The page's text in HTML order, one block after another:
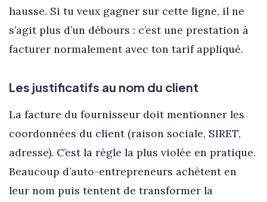
hausse. Si tu veux gagner sur cette ligne, il ne
s’agit plus d’un débours : c’est une prestation à
facturer normalement avec ton tarif appliqué.
Les justificatifs au nom du client
La facture du fournisseur doit mentionner les
coordonnées du client (raison sociale, SIRET,
adresse). C’est la règle la plus violée en pratique.
Beaucoup d’auto-entrepreneurs achètent en
leur nom puis tentent de transformer la